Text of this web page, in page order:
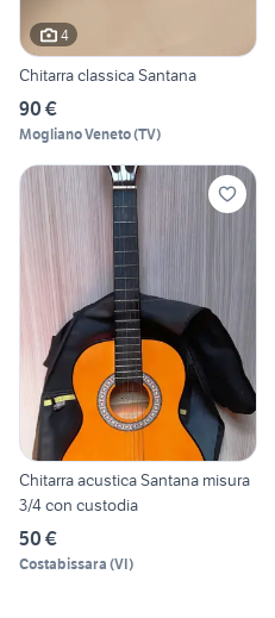
4
Chitarra classica Santana
90 €
Mogliano Veneto(TV)
Chitarra acustica Santana misura
3/4 con custodia
50 €
Costabissara (VI)